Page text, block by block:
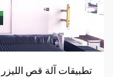
تطبيقات آلة قص الليزر